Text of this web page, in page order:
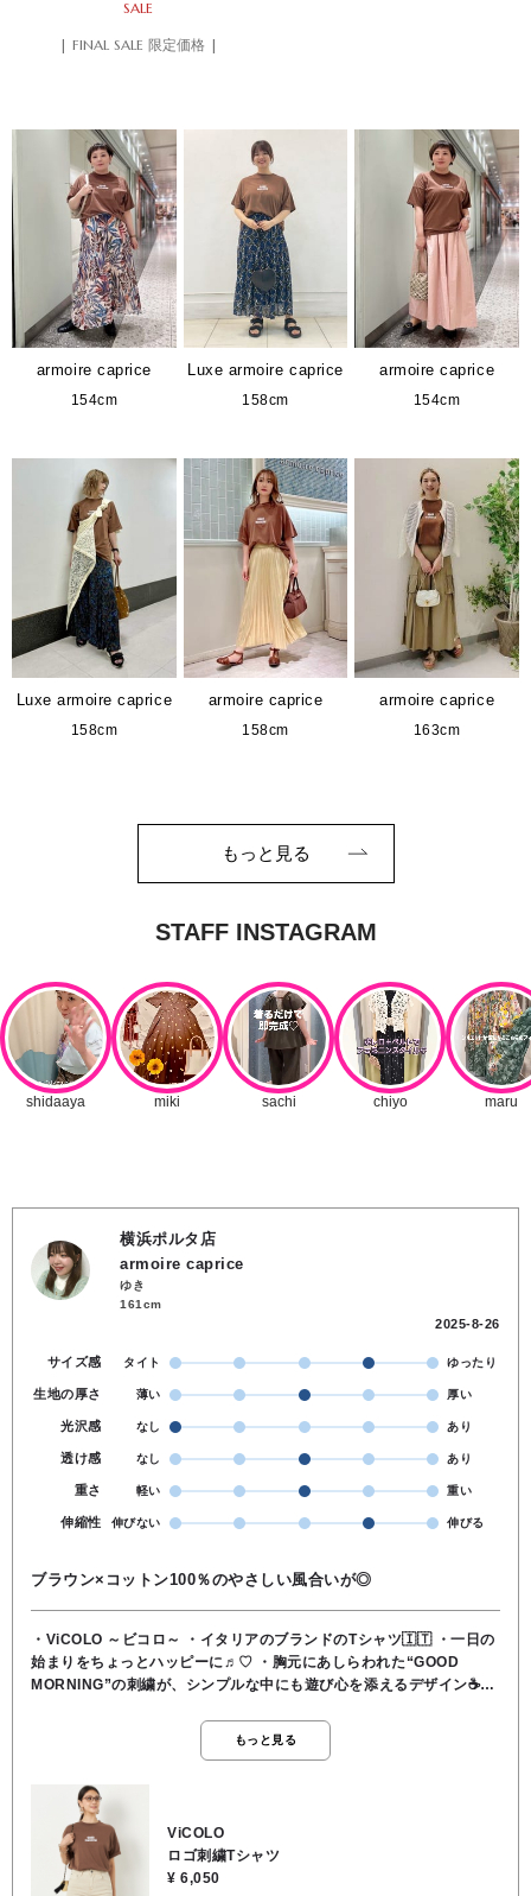
SALE
| FINAL SALE 限定価格 |
armoire caprice
154cm
Luxe armoire caprice
158cm
armoire caprice
154cm
Luxe armoire caprice
158cm
armoire caprice
158cm
armoire caprice
163cm
もっと見る
横浜ポルタ店
armoire caprice
ゆき
161cm
2025-8-26
サイズ感 タイト ゆったり
生地の厚さ 薄い 厚い
光沢感 なし あり
透け感 なし あり
重さ 軽い 重い
伸縮性 伸びない 伸びる
ブラウン×コットン100％のやさしい風合いが◎
・ViCOLO ～ビコロ～ ・イタリアのブランドのTシャツ🇮🇹 ・一日の
始まりをちょっとハッピーに♬♡ ・胸元にあしらわれた“GOOD
MORNING”の刺繍が、シンプルな中にも遊び心を添えるデザイン☕️・
・素材はコットン100％。柔らかく肌に優しい着心地で、デイリー使
いにぴったり‼️・適度な厚みがありながらも通気性が良く、季節を問わ
シンプルだけどちょっと気分が上がる、おしゃれベーシックなTシャツ
です🎼 🟤素材 コットン100％ 🟤手洗い可能⭕️
もっと見る
ViCOLO
ロゴ刺繍Tシャツ
¥ 6,050